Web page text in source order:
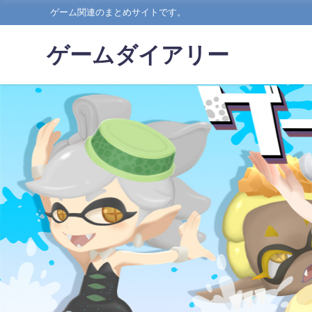
ゲーム関連のまとめサイトです。
ゲームダイアリー